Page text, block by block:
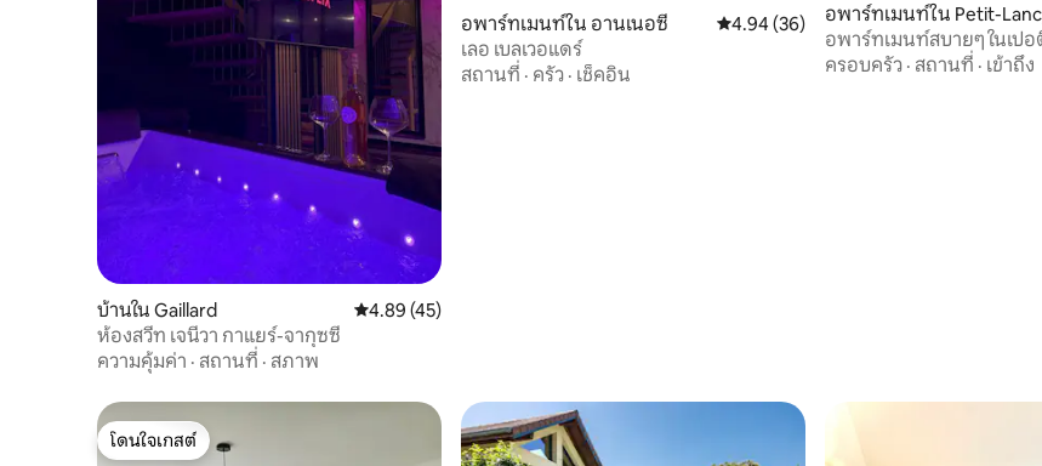
บ้านใน Gaillard คะแนนเฉลี่ย 4.89 จาก 5, 45 รีวิว
4.89 (45)
ห้องสวีท เจนีวา กาแยร์-จากุซซี
ความคุ้มค่า · สถานที่ · สภาพ
อพาร์ทเมนท์ใน อานเนอซี คะแนนเฉลี่ย 4.94 จาก 5, 36 รีวิว
4.94 (36)
เลอ เบลเวอแดร์
สถานที่ · ครัว · เช็คอิน
อพาร์ทเมนท์ใน Petit-
อพาร์ทเมนท์สบายๆ ในเป
ครอบครัว · สถานที่ · เข้าถึง
โดนใจเกสต์
โดนใจเกสต์